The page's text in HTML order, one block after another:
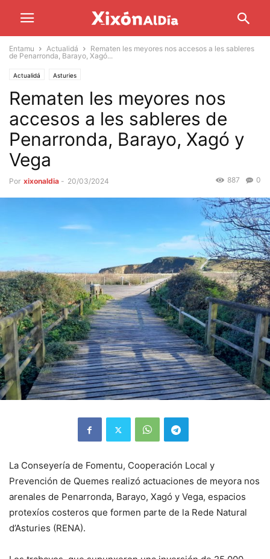
Entamu Actualidá
Rematen les meyores nos accesos a les sableres
de Penarronda, Barayo, Xagó...
Actualidá Asturies
Rematen les meyores nos
accesos a les sableres de
Penarronda, Barayo, Xagó y
Vega
Por xixonaldia - 20/03/2024 0
887
La Conseyería de Fomentu, Cooperación Local y
Prevención de Quemes realizó actuaciones de meyora nos
arenales de Penarronda, Barayo, Xagó y Vega, espacios
protexíos costeros que formen parte de la Rede Natural
d’Asturies (RENA).